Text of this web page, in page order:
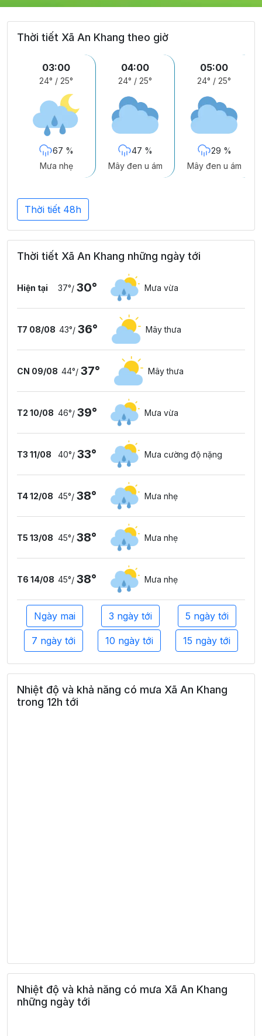
Thời tiết Xã An Khang theo giờ
03:00
24° / 25°
67 %
Mưa nhẹ
04:00
24° / 25°
47 %
Mây đen u ám
05:00
24° / 25°
29 %
Mây đen u ám
Thời tiết 48h
Thời tiết Xã An Khang những ngày tới
Hiện tại 37°/ 30° Mưa vừa
T7 08/08 43°/ 36° Mây thưa
CN 09/08 44°/ 37° Mây thưa
T2 10/08 46°/ 39° Mưa vừa
T3 11/08 40°/ 33° Mưa cường độ nặng
T4 12/08 45°/ 38° Mưa nhẹ
T5 13/08 45°/ 38° Mưa nhẹ
T6 14/08 45°/ 38° Mưa nhẹ
Ngày mai 3 ngày tới 5 ngày tới
7 ngày tới 10 ngày tới 15 ngày tới
Nhiệt độ và khả năng có mưa Xã An Khang
trong 12h tới
Nhiệt độ và khả năng có mưa Xã An Khang
những ngày tới